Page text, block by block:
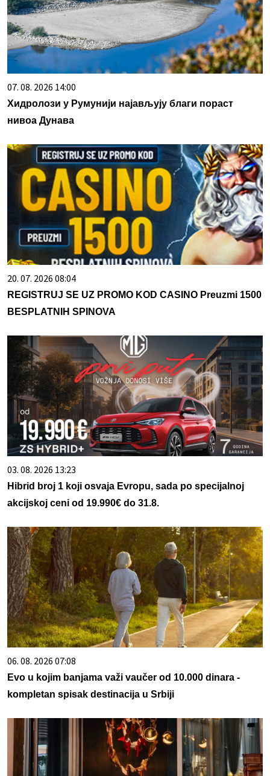
07. 08. 2026 14:00
Хидролози у Румунији најављују благи пораст
нивоа Дунава
20. 07. 2026 08:04
REGISTRUJ SE UZ PROMO KOD CASINO Preuzmi 1500
BESPLATNIH SPINOVA
03. 08. 2026 13:23
Hibrid broj 1 koji osvaja Evropu, sada po specijalnoj
akcijskoj ceni od 19.990€ do 31.8.
06. 08. 2026 07:08
Evo u kojim banjama važi vaučer od 10.000 dinara -
kompletan spisak destinacija u Srbiji